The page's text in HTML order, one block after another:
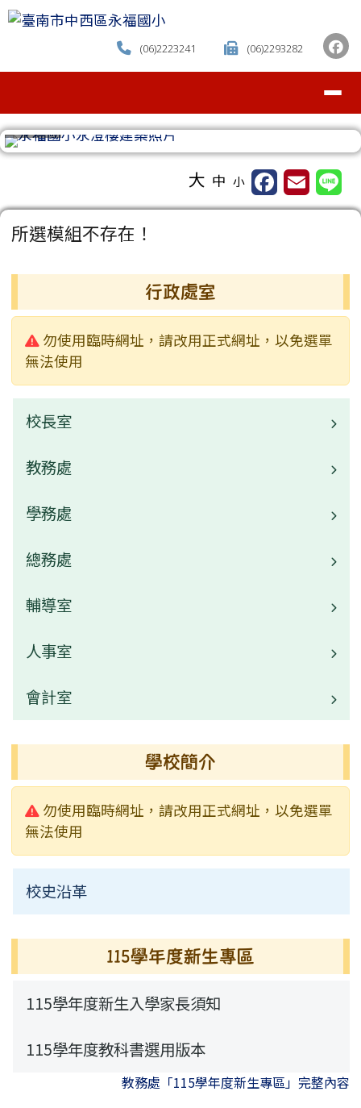
跳至主內容區
臺南市中西區永福國小
(06)2223241 (06)2293282
大 中 小
主內容區域
所選模組不存在！
行政處室
警告:
勿使用臨時網址，請改用正式網址，以免選單
無法使用
校長室
校長介紹
教務處
業務職掌
校園公告
常用連結
活動相簿
榮譽榜
新聞采風
永福通訊
115學年度新生專區
學務處
業務職掌
校園公告
常用連結
活動相簿
行事曆
總務處
業務職掌
校園公告
常用連結
行事曆
檔案下載
輔導室
業務職掌
校園公告
活動相簿
榮譽榜
人事室
業務職掌
校園公告
常用連結
會計室
業務職掌
校園公告
常用連結
學校簡介
警告:
勿使用臨時網址，請改用正式網址，以免選單
無法使用
校史沿革
115學年度新生專區
115學年度新生入學家長須知
115學年度教科書選用版本
教務處「115學年度新生專區」完整內容
頁尾區域